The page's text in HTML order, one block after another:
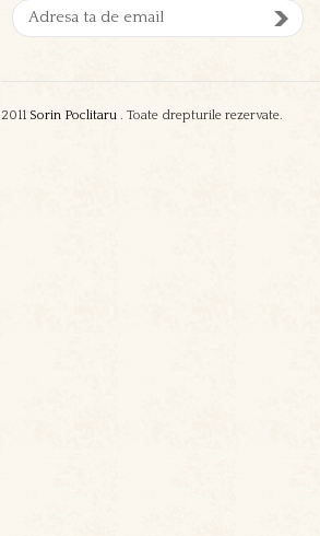
2011 Sorin Poclitaru . Toate drepturile rezervate.